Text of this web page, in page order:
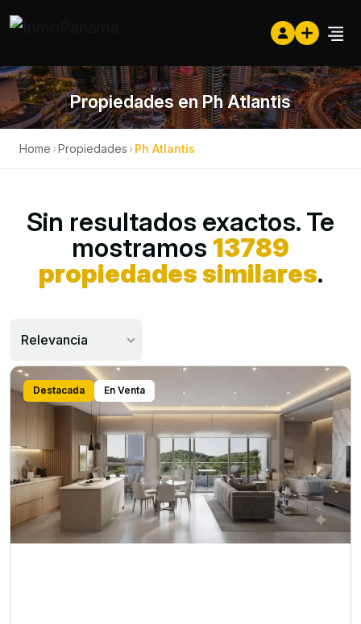
Propiedades en Ph Atlantis
Home ›Propiedades ›Ph Atlantis
Sin resultados exactos. Te
mostramos 13789
propiedades similares.
Relevancia
Destacada En Venta